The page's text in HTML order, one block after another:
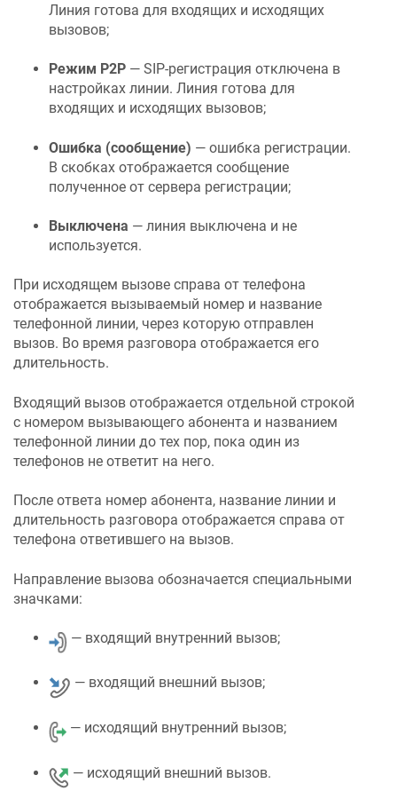
Линия готова для входящих и исходящих
вызовов;
Режим P2P — SIP-регистрация отключена в
настройках линии. Линия готова для
входящих и исходящих вызовов;
Ошибка (сообщение) — ошибка регистрации.
В скобках отображается сообщение
полученное от сервера регистрации;
Выключена — линия выключена и не
используется.
При исходящем вызове справа от телефона
отображается вызываемый номер и название
телефонной линии, через которую отправлен
вызов. Во время разговора отображается его
длительность.
Входящий вызов отображается отдельной строкой
с номером вызывающего абонента и названием
телефонной линии до тех пор, пока один из
телефонов не ответит на него.
После ответа номер абонента, название линии и
длительность разговора отображается справа от
телефона ответившего на вызов.
Направление вызова обозначается специальными
значками:
— входящий внутренний вызов;
— входящий внешний вызов;
— исходящий внутренний вызов;
— исходящий внешний вызов.